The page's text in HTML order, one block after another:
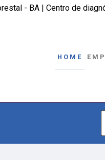
- BA | Centro de
HOME